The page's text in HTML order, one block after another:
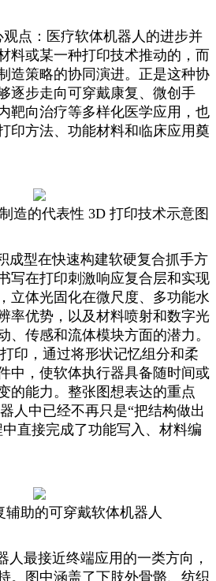
观点：医疗软体机器人的进步并
料或某一种打印技术推动的，而
造策略的协同演进。正是这种协
逐步走向可穿戴康复、微创手
靶向治疗等多样化医学应用，也
印方法、功能材料和临床应用奠
造的代表性 3D 打印技术示意图
型在快速构建软硬复合抓手方
写在打印刺激响应复合层和实现
立体光固化在微尺度、多功能水
率优势，以及材料喷射和数字光
、传感和流体模块方面的潜力。
印，通过将形状记忆组分和柔
中，使软体执行器具备随时间或
的能力。整张图想表达的重点
人中已经不再只是“把结构做出
直接完成了功能写入、材料编
辅助的可穿戴软体机器人
最接近终端应用的一类方向，
。图中涵盖了下肢外骨骼、纺织